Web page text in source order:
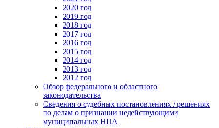
2020 год
2019 год
2018 год
2017 год
2016 год
2015 год
2014 год
2013 год
2012 год
Обзор федерального и областного
законодательства
Сведения о судебных постановлениях / решениях
по делам о признании недействующими
муниципальных НПА